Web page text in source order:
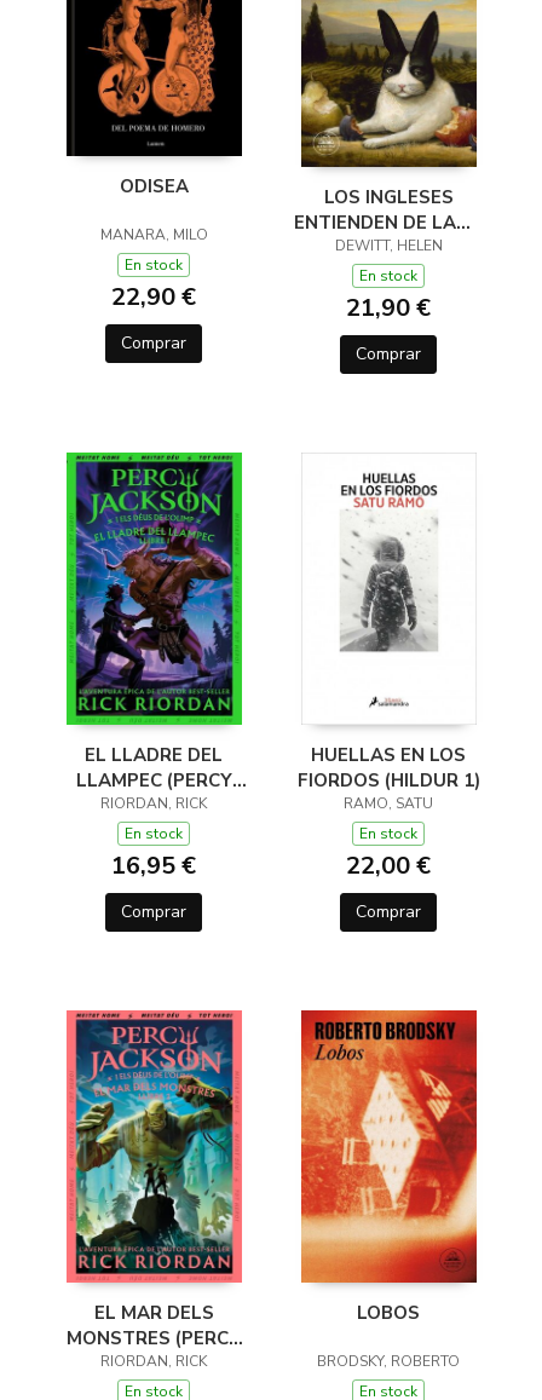
ODISEA
MANARA, MILO
En stock
22,90 €
Comprar
LOS INGLESES
ENTIENDEN DE LANA
(Y OTROS TRUCOS)
DEWITT, HELEN
En stock
21,90 €
Comprar
EL LLADRE DEL
LLAMPEC (PERCY
JACKSON I ELS DÉUS
DE L'OLIMP 1)
RIORDAN, RICK
En stock
16,95 €
Comprar
HUELLAS EN LOS
FIORDOS (HILDUR 1)
RAMO, SATU
En stock
22,00 €
Comprar
EL MAR DELS
MONSTRES (PERCY
JACKSON I ELS DÉUS
DE L'OLIMP 2)
RIORDAN, RICK
En stock
LOBOS
BRODSKY, ROBERTO
En stock